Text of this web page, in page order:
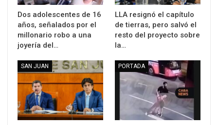
Dos adolescentes de 16
años, señalados por el
millonario robo a una
joyería del…
LLA resignó el capítulo
de tierras, pero salvó el
resto del proyecto sobre
la…
SAN JUAN PORTADA